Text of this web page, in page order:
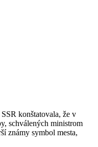
konštatovala, že v
schválených ministrom
známy symbol mesta,